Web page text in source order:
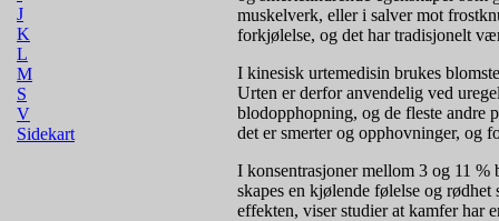
J
K
L
M
S
V
Sidekart
muskelverk, eller i salver mot
forkjølelse, og det har tradisjonelt
I kinesisk urtemedisin brukes
Urten er derfor anvendelig ved
blodopphopning, og de fleste andre
det er smerter og opphovninger, og
I konsentrasjoner mellom 3 og 11
skapes en kjølende følelse og
effekten, viser studier at kamfer har